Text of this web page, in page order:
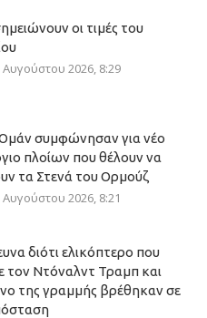
οι τιμές του
2026, 8:29
Ομάν συμφώνησαν για νέο
πλοίων που θέλουν να
τα Στενά του Ορμούζ
2026, 8:21
διότι ελικόπτερο που
τον Ντόναλντ Τραμπ και
της γραμμής βρέθηκαν σε